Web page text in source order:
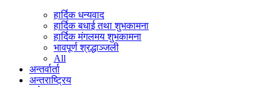
हार्दिक धन्यवाद
हार्दिक बधाई तथा शुभकामना
हार्दिक मंगलमय शुभकामना
भावपूर्ण श्रद्धाञ्जली
All
अन्तर्वार्ता
अन्तराष्ट्रिय